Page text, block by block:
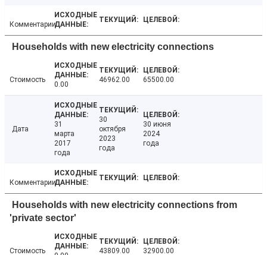
Комментарии
Households with new electricity connections
Стоимость
0.00
46962.00 65500.00
Дата
31
марта
2017
года
30
октября
2023
года
30 июня
2024
года
Комментарии
Households with new electricity connections from
'private sector'
Стоимость 43809.00 32900.00